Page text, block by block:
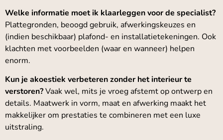
Welke informatie moet ik klaarleggen voor de specialist?
Plattegronden, beoogd gebruik, afwerkingskeuzes en
(indien beschikbaar) plafond- en installatietekeningen. Ook
klachten met voorbeelden (waar en wanneer) helpen
enorm.
Kun je akoestiek verbeteren zonder het interieur te
verstoren?Vaak wel, mits je vroeg afstemt op ontwerp en
details. Maatwerk in vorm, maat en afwerking maakt het
makkelijker om prestaties te combineren met een luxe
uitstraling.